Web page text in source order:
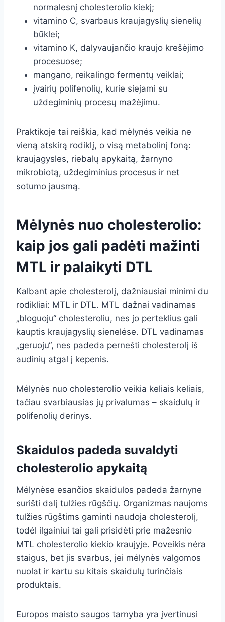
normalesnį cholesterolio kiekį;
vitamino C, svarbaus kraujagyslių sienelių
būklei;
vitamino K, dalyvaujančio kraujo krešėjimo
procesuose;
mangano, reikalingo fermentų veiklai;
įvairių polifenolių, kurie siejami su
uždegiminių procesų mažėjimu.
Praktikoje tai reiškia, kad mėlynės veikia ne
vieną atskirą rodiklį, o visą metabolinį foną:
kraujagysles, riebalų apykaitą, žarnyno
mikrobiotą, uždegiminius procesus ir net
sotumo jausmą.
Mėlynės nuo cholesterolio:
kaip jos gali padėti mažinti
MTL ir palaikyti DTL
Kalbant apie cholesterolį, dažniausiai minimi du
rodikliai: MTL ir DTL. MTL dažnai vadinamas
„bloguoju“ cholesteroliu, nes jo perteklius gali
kauptis kraujagyslių sienelėse. DTL vadinamas
„geruoju“, nes padeda pernešti cholesterolį iš
audinių atgal į kepenis.
Mėlynės nuo cholesterolio veikia keliais keliais,
tačiau svarbiausias jų privalumas – skaidulų ir
polifenolių derinys.
Skaidulos padeda suvaldyti
cholesterolio apykaitą
Mėlynėse esančios skaidulos padeda žarnyne
surišti dalį tulžies rūgščių. Organizmas naujoms
tulžies rūgštims gaminti naudoja cholesterolį,
todėl ilgainiui tai gali prisidėti prie mažesnio
MTL cholesterolio kiekio kraujyje. Poveikis nėra
staigus, bet jis svarbus, jei mėlynės valgomos
nuolat ir kartu su kitais skaidulų turinčiais
produktais.
Europos maisto saugos tarnyba yra įvertinusi